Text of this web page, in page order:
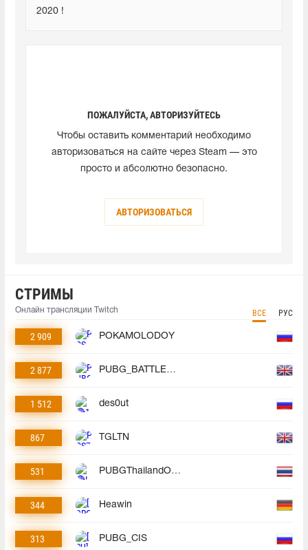
2020 !
ПОЖАЛУЙСТА, АВТОРИЗУЙТЕСЬ
Чтобы оставить комментарий необходимо
авторизоваться на сайте через Steam — это
просто и абсолютно безопасно.
АВТОРИЗОВАТЬСЯ
СТРИМЫ
Онлайн трансляции Twitch ВСЕ РУС
2 909 POKAMOLODOY
2 877 PUBG_BATTLEGROUNDS
1 512 des0ut
867 TGLTN
531 PUBGThailandOfficial
344 Heawin
313 PUBG_CIS